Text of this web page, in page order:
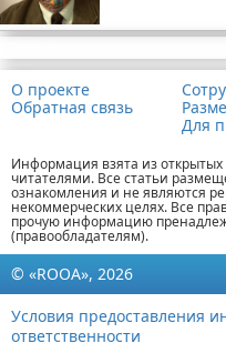
О проекте
Обратная связь
Для
Информация взята из
читателями. Все статьи
ознакомления и не являются
некоммерческих целях. Все
прочую информацию
(правообладателям).
© «ROOA», 2026
Условия предоставления
ответственности